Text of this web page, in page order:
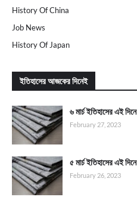
History Of China
Job News
History Of Japan
ইতিহাসের আজকের দিনেই
৬ মার্চ ইতিহাসের এই দিনে
February 27, 2023
৫ মার্চ ইতিহাসের এই দিনে
February 26, 2023